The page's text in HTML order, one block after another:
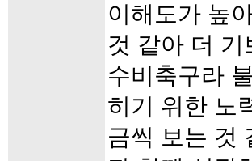
이해도가 높
것 같아 더
수비축구라
히기 위한 노
금씩 보는 것